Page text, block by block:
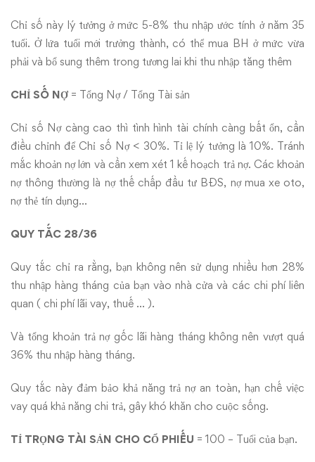
Chỉ số này lý tưởng ở mức 5-8% thu nhập ước tính ở năm 35
tuổi. Ở lứa tuổi mới trưởng thành, có thể mua BH ở mức vừa
phải và bổ sung thêm trong tương lai khi thu nhập tăng thêm
CHỈ SỐ NỢ = Tổng Nợ / Tổng Tài sản
Chỉ số Nợ càng cao thì tình hình tài chính càng bất ổn, cần
điều chỉnh để Chỉ số Nợ < 30%. Tỉ lệ lý tưởng là 10%. Tránh
mắc khoản nợ lớn và cần xem xét 1 kế hoạch trả nợ. Các khoản
nợ thông thường là nợ thế chấp đầu tư BĐS, nợ mua xe oto,
nợ thẻ tín dụng…
QUY TẮC 28/36
Quy tắc chỉ ra rằng, bạn không nên sử dụng nhiều hơn 28%
thu nhập hàng tháng của bạn vào nhà cửa và các chi phí liên
quan ( chi phí lãi vay, thuế … ).
Và tổng khoản trả nợ gốc lãi hàng tháng không nên vượt quá
36% thu nhập hàng tháng.
Quy tắc này đảm bảo khả năng trả nợ an toàn, hạn chế việc
vay quá khả năng chi trả, gây khó khăn cho cuộc sống.
TỈ TRỌNG TÀI SẢN CHO CỔ PHIẾU = 100 – Tuổi của bạn.